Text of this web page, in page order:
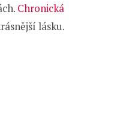
Chronická
lásku.